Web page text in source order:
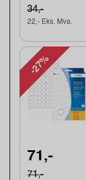
34,-
22,- Eks. Mva.
-27%
71,-
71,-